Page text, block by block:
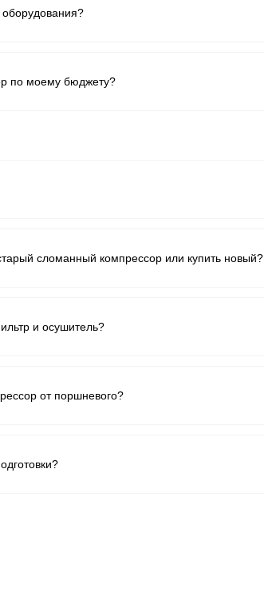
по моему бюджету?
сломанный компрессор или купить новый?
и осушитель?
от поршневого?